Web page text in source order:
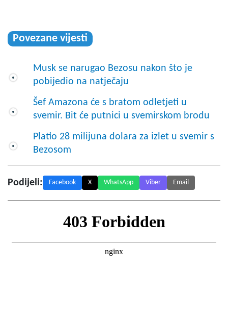
Povezane vijesti
Musk se narugao Bezosu nakon što je
pobijedio na natječaju
Šef Amazona će s bratom odletjeti u
svemir. Bit će putnici u svemirskom brodu
Platio 28 milijuna dolara za izlet u svemir s
Bezosom
Podijeli: Facebook X WhatsApp Viber Email